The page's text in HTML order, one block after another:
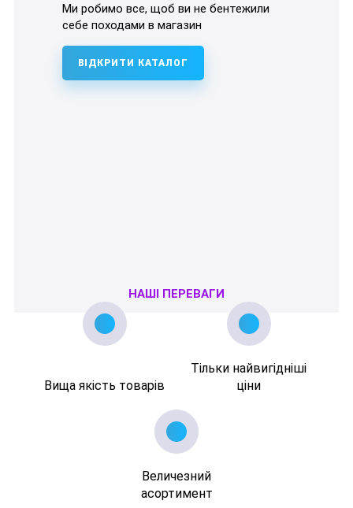
Ми робимо все, щоб ви не бентежили
себе походами в магазин
ВІДКРИТИ КАТАЛОГ
НАШІ ПЕРЕВАГИ
Вища якість товарів
Тільки найвигідніші
ціни
Величезний
асортимент